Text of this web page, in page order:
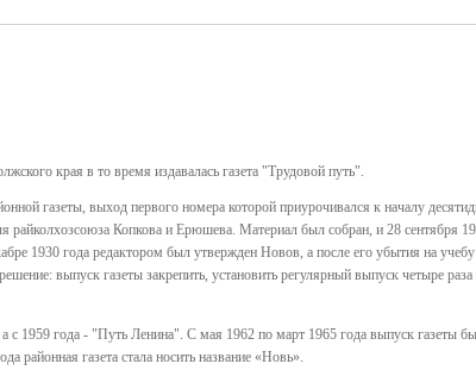
края в то время издавалась газета "Трудовой путь".
газеты, выход первого номера которой приурочивался к началу
райколхозсоюза Копкова и Ерюшева. Материал был собран, и 28 сентября
1930 года редактором был утвержден Новов, а после его убытия на
выпуск газеты закрепить, установить регулярный выпуск четыре
с 1959 года - "Путь Ленина". С мая 1962 по март 1965 года выпуск газеты
районная газета стала носить название «Новь».